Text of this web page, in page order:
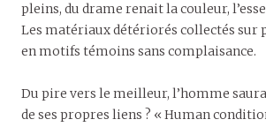
pleins, du drame renait la couleur,
Les matériaux détériorés collectés sur
en motifs témoins sans complaisance.
Du pire vers le meilleur, l’homme
de ses propres liens ? « Human